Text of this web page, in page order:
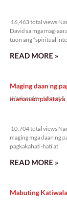
16,463 total views
David sa mga mag-
tuon ang “spiritual
READ MORE »
Maging daan ng
mananampalataya
Wednesday, August
10,704 total views
maging mga daan ng
pagkakahati-hati at
READ MORE »
Mabuting